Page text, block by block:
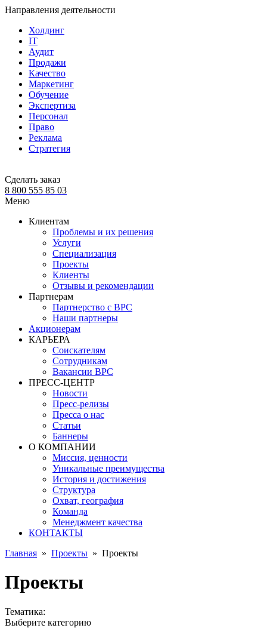
Направления деятельности
Холдинг
IT
Аудит
Продажи
Качество
Маркетинг
Обучение
Экспертиза
Персонал
Право
Реклама
Стратегия
Сделать заказ
8 800 555 85 03
Меню
Клиентам
Проблемы и их решения
Услуги
Специализация
Проекты
Клиенты
Отзывы и рекомендации
Партнерам
Партнерство с BPC
Наши партнеры
Акционерам
КАРЬЕРА
Соискателям
Сотрудникам
Вакансии BPC
ПРЕСС-ЦЕНТР
Новости
Пресс-релизы
Пресса о нас
Статьи
Баннеры
О КОМПАНИИ
Миссия, ценности
Уникальные преимущества
История и достижения
Структура
Охват, география
Команда
Менеджмент качества
КОНТАКТЫ
Главная » Проекты » Проекты
Проекты
Тематика:
Выберите категорию